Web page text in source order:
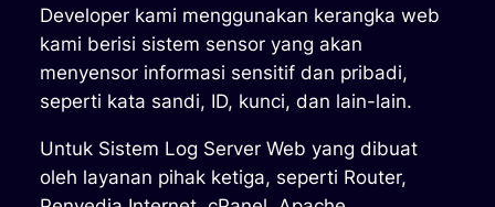
Developer kami menggunakan kerangka web
kami berisi sistem sensor yang akan
menyensor informasi sensitif dan pribadi,
seperti kata sandi, ID, kunci, dan lain-lain.
Untuk Sistem Log Server Web yang dibuat
oleh layanan pihak ketiga, seperti Router,